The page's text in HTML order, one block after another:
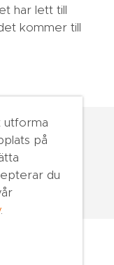
har lett till
kommer till
utforma
på
du
.